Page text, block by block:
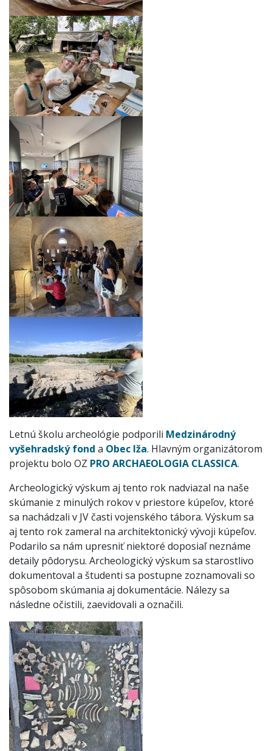
Letnú školu archeológie podporili Medzinárodný
vyšehradský fond a Obec Iža. Hlavným organizátorom
projektu bolo OZ PRO ARCHAEOLOGIA CLASSICA.
Archeologický výskum aj tento rok nadviazal na naše
skúmanie z minulých rokov v priestore kúpeľov, ktoré
sa nachádzali v JV časti vojenského tábora. Výskum sa
aj tento rok zameral na architektonický vývoji kúpeľov.
Podarilo sa nám upresniť niektoré doposiaľ neznáme
detaily pôdorysu. Archeologický výskum sa starostlivo
dokumentoval a študenti sa postupne zoznamovali so
spôsobom skúmania aj dokumentácie. Nálezy sa
následne očistili, zaevidovali a označili.